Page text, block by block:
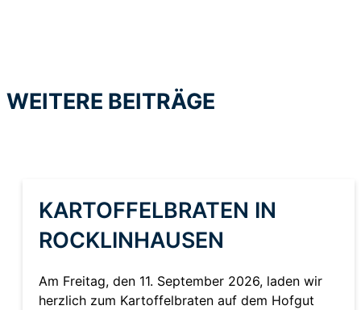
WEITERE BEITRÄGE
KARTOFFELBRATEN IN
ROCKLINHAUSEN
Am Freitag, den 11. September 2026, laden wir
herzlich zum Kartoffelbraten auf dem Hofgut